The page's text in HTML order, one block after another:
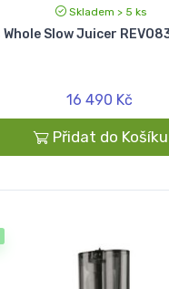
Skladem > 5 ks
Whole Slow Juicer
16 490 Kč
Přidat do Košíku